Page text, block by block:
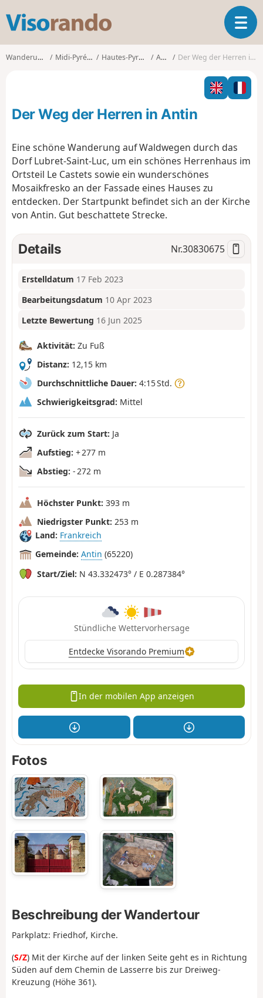
s
o
o
T
o
l
n
a
o
Wanderungen Midi-Pyrénées Hautes-Pyrénées Antin Der Weg der Herren in Antin
Der Weg der Herren in Antin
Eine schöne Wanderung auf Waldwegen durch das
Dorf Lubret-Saint-Luc, um ein schönes Herrenhaus im
Ortsteil Le Castets sowie ein wunderschönes
Mosaikfresko an der Fassade eines Hauses zu
entdecken. Der Startpunkt befindet sich an der Kirche
von Antin. Gut beschattete Strecke.
Details Nr.30830675
Erstelldatum 17 Feb 2023
Bearbeitungsdatum 10 Apr 2023
Letzte Bewertung 16 Jun 2025
Aktivität: Zu Fuß
Distanz: 12,15 km
Durchschnittliche Dauer: 4:15 Std.
Schwierigkeitsgrad: Mittel
Zurück zum Start: Ja
Aufstieg: + 277 m
Abstieg: - 272 m
Höchster Punkt: 393 m
Niedrigster Punkt: 253 m
Land: Frankreich
Gemeinde: Antin (65220)
Start/Ziel: N 43.332473° / E 0.287384°
Stündliche Wettervorhersage
Entdecke Visorando Premium
In der mobilen App anzeigen
Fotos
Beschreibung der Wandertour
Parkplatz: Friedhof, Kirche.
(S/Z) Mit der Kirche auf der linken Seite geht es in Richtung
Süden auf dem Chemin de Lasserre bis zur Dreiweg-
Kreuzung (Höhe 361).